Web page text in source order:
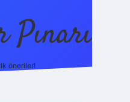
öneriler!